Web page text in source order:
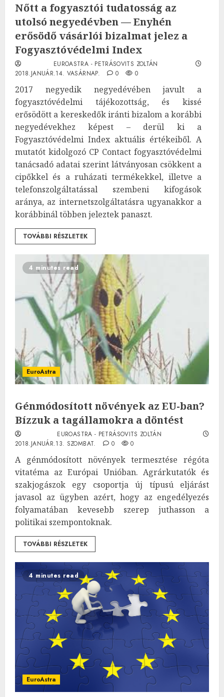
Nőtt a fogyasztói tudatosság az
utolsó negyedévben — Enyhén
erősödő vásárlói bizalmat jelez a
Fogyasztóvédelmi Index
EUROASTRA - PETRÁSOVITS ZOLTÁN
2018.JANUÁR.14. VASÁRNAP.
0 0
2017 negyedik negyedévében javult a
fogyasztóvédelmi tájékozottság, és kissé
erősödött a kereskedők iránti bizalom a korábbi
negyedévekhez képest – derül ki a
Fogyasztóvédelmi Index aktuális értékeiből. A
mutatót kidolgozó CP Contact fogyasztóvédelmi
tanácsadó adatai szerint látványosan csökkent a
cipőkkel és a ruházati termékekkel, illetve a
telefonszolgáltatással szembeni kifogások
aránya, az internetszolgáltatásra ugyanakkor a
korábbinál többen jeleztek panaszt.
TOVÁBBI RÉSZLETEK
4 minutes read
EuroAstra
Génmódosított növények az EU-ban?
Bízzuk a tagállamokra a döntést
EUROASTRA - PETRÁSOVITS ZOLTÁN
2018.JANUÁR.13. SZOMBAT.
0 0
A génmódosított növények termesztése régóta
vitatéma az Európai Unióban. Agrárkutatók és
szakjogászok egy csoportja új típusú eljárást
javasol az ügyben azért, hogy az engedélyezés
folyamatában kevesebb szerep juthasson a
politikai szempontoknak.
TOVÁBBI RÉSZLETEK
4 minutes read
EuroAstra